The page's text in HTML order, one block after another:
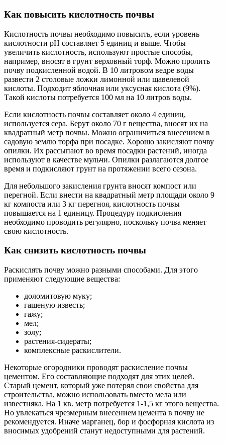
Как повысить кислотность почвы
Кислотность почвы необходимо повысить, если уровень
кислотности pH составляет 5 единиц и выше. Чтобы
увеличить кислотность, используют простые способы,
например, вносят в грунт верховный торф. Можно пролить
почву подкисленной водой. В 10 литровом ведре воды
развести 2 столовые ложки лимонной или щавелевой
кислоты. Подходит яблочная или уксусная кислота (9%).
Такой кислоты потребуется 100 мл на 10 литров воды.
Если кислотность почвы составляет около 4 единиц,
используется сера. Берут около 70 г вещества, вносят их на
квадратный метр почвы. Можно ограничиться внесением в
садовую землю торфа при посадке. Хорошо закисляют почву
опилки. Их рассыпают во время посадки растений, иногда
используют в качестве мульчи. Опилки разлагаются долгое
время и подкисляют грунт на протяжении всего сезона.
Для небольшого закисления грунта вносят компост или
перегной. Если внести на квадратный метр площади около 9
кг компоста или 3 кг перегноя, кислотность почвы
повышается на 1 единицу. Процедуру подкисления
необходимо проводить регулярно, поскольку почва меняет
свою кислотность.
Как снизить кислотность почвы
Раскислять почву можно разными способами. Для этого
применяют следующие вещества:
доломитовую муку;
гашеную известь;
гажу;
мел;
золу;
растения-сидераты;
комплексные раскислители.
Некоторые огородники проводят раскисление почвы
цементом. Его составляющие подходят для этих целей.
Старый цемент, который уже потерял свои свойства для
строительства, можно использовать вместо мела или
известняка. На 1 кв. метр потребуется 1-1,5 кг этого вещества.
Но увлекаться чрезмерным внесением цемента в почву не
рекомендуется. Иначе марганец, бор и фосфорная кислота из
вносимых удобрений станут недоступными для растений.